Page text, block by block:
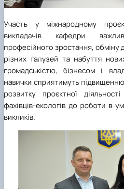
Участь у міжнародному
викладачів кафедри
професійного зростання, обміну
різних галузей та набуття
громадськістю, бізнесом і
навички сприятимуть
розвитку проєктної
фахівців-екологів до роботи в
викликів.